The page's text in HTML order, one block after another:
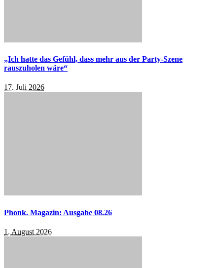
„Ich hatte das Gefühl, dass mehr aus der Party-Szene
rauszuholen wäre“
17. Juli 2026
Phonk. Magazin: Ausgabe 08.26
1. August 2026